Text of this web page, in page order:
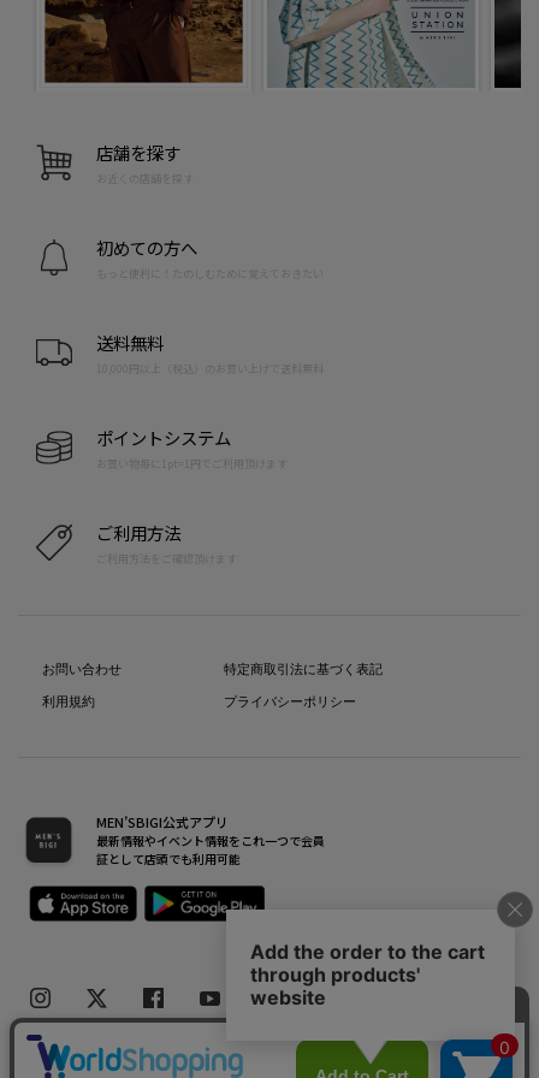
店舗を探す
お近くの店舗を探す
初めての方へ
もっと便利に！たのしむために覚えておきたい
送料無料
10,000円以上（税込）のお買い上げで送料無料
ポイントシステム
お買い物毎に1pt=1円でご利用頂けます
ご利用方法
ご利用方法をご確認頂けます
お問い合わせ
利用規約
特定商取引法に基づく表記
プライバシーポリシー
MEN’SBIGI公式アプリ
最新情報やイベント情報をこれ一つで会員
証として店頭でも利用可能
Copyright(C) Bigi Co.,Ltd.All Rights Reserved.